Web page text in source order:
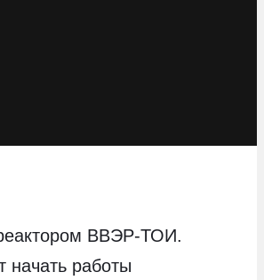
ВВЭР-ТОИ.
начать работы